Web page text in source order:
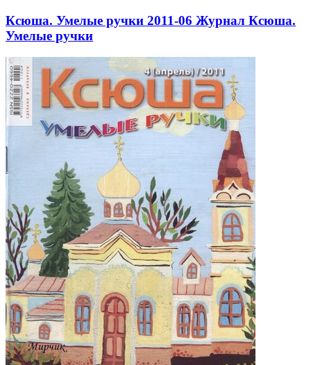
Ксюша. Умелые ручки 2011-06 Журнал Ксюша.
Умелые ручки